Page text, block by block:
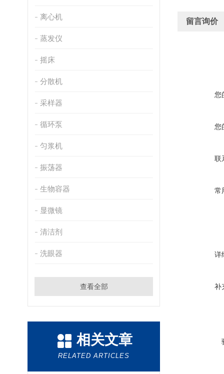
离心机
蒸发仪
摇床
分散机
采样器
循环泵
匀浆机
振荡器
生物容器
显微镜
清洁剂
洗眼器
查看全部
相关文章
RELATED ARTICLES
留言询价
您
您
联
常
详
补